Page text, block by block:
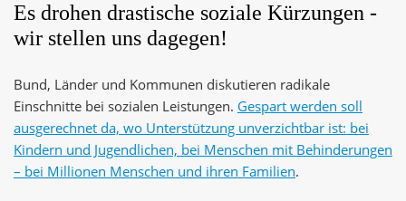
Es drohen drastische soziale Kürzungen -
wir stellen uns dagegen!
Bund, Länder und Kommunen diskutieren radikale
Einschnitte bei sozialen Leistungen. Gespart werden soll
ausgerechnet da, wo Unterstützung unverzichtbar ist: bei
Kindern und Jugendlichen, bei Menschen mit Behinderungen
– bei Millionen Menschen und ihren Familien.